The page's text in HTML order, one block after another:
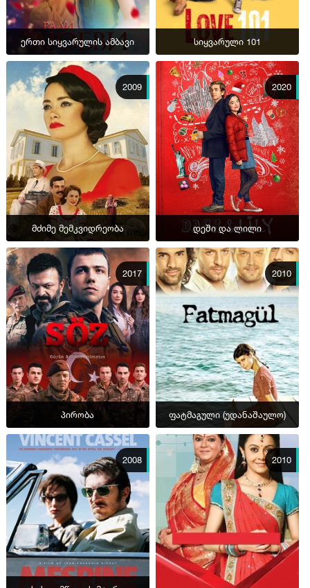
ერთი სიყვარულის ამბავი სიყვარული 101
2009
მძიმე მემკვიდრეობა
2020
დეში და ლილი
2017
პირობა
2010
ფატმაგული (უდანაშაულო)
2008 2010